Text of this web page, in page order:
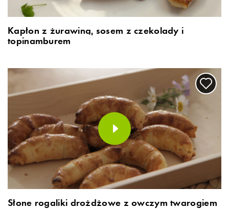
Kapłon z żurawiną, sosem z czekolady i
topinamburem
Słone rogaliki drożdżowe z owczym twarogiem